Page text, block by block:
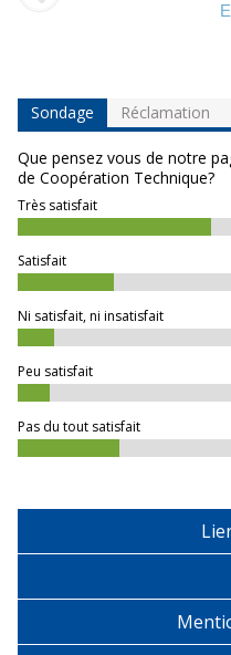
Sondage Réclamation
Que pensez vous de notre
de Coopération Technique?
Très satisfait
Satisfait
Ni satisfait, ni insatisfait
Peu satisfait
Pas du tout satisfait